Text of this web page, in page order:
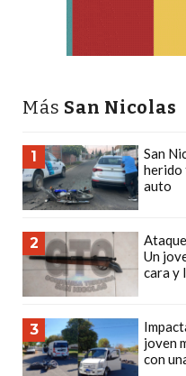
ENTRENO
ASESORAMIENTO
QUÉ
ES
CHANGUITO.COM.AR
CÓMO
FUNCIONA:
CREAR
TIENDAS
ONLINE
CON
Más San Nicolas
1
San
herido
auto
2
Un
cara y
3
joven
con